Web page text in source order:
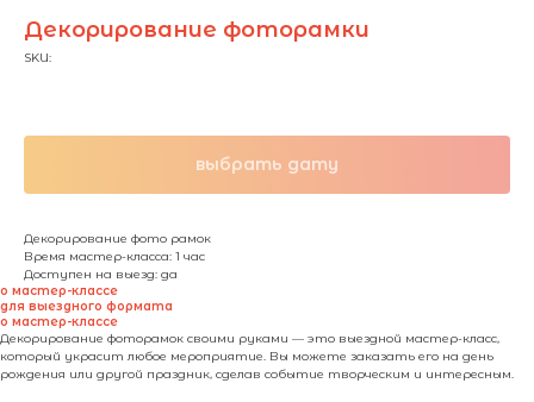
Декорирование фоторамки
SKU:
выбрать дату
Декорирование фото рамок
Время мастер-класса: 1 час
Доступен на выезд: да
о мастер-классе
для выездного формата
о мастер-классе
Декорирование фоторамок своими руками — это выездной мастер-класс,
который украсит любое мероприятие. Вы можете заказать его на день
рождения или другой праздник, сделав событие творческим и интересным.